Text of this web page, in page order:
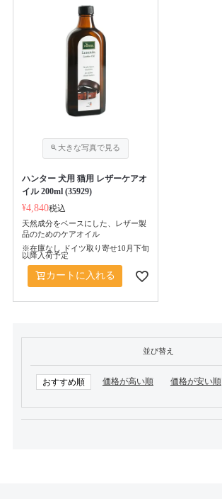
ハンター 犬用 猫用 レザーケアオ
イル 200ml (35929)
¥4,840税込
天然成分をベースにした、レザー製
品のためのケアオイル
※在庫なし ドイツ取り寄せ10月下旬
以降入荷予定
カートに入れる
並び替え
おすすめ順 価格が高い順 価格が安い順